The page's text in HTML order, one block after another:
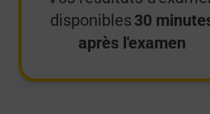
disponibles 30
après l'examen